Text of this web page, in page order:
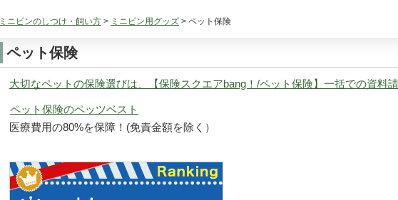
ミニピンのしつけ・飼い方 > ミニピン用グッズ > ペット保険
ペット保険
大切なペットの保険選びは、【保険スクエアbang！/ペット保険】一括での資料
ペット保険のペッツベスト
医療費用の80%を保障！(免責金額を除く）